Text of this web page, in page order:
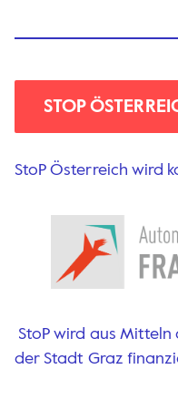
STOP
StoP Österreich wird
StoP wird aus Mitteln
der Stadt Graz